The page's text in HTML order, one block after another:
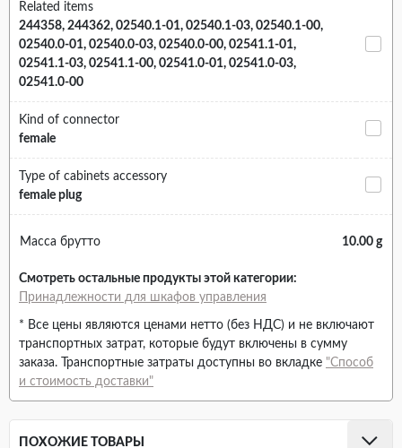
Related items
244358, 244362, 02540.1-01, 02540.1-03, 02540.1-00,
02540.0-01, 02540.0-03, 02540.0-00, 02541.1-01,
02541.1-03, 02541.1-00, 02541.0-01, 02541.0-03,
02541.0-00
Kind of connector
female
Type of cabinets accessory
female plug
Масса брутто 10.00 g
Смотреть остальные продукты этой категории:
Принадлежности для шкафов управления
* Все цены являются ценами нетто (без НДС) и не включают
транспортных затрат, которые будут включены в сумму
заказа. Транспортные затраты доступны во вкладке "Способ
и стоимость доставки"
ПОХОЖИЕ ТОВАРЫ